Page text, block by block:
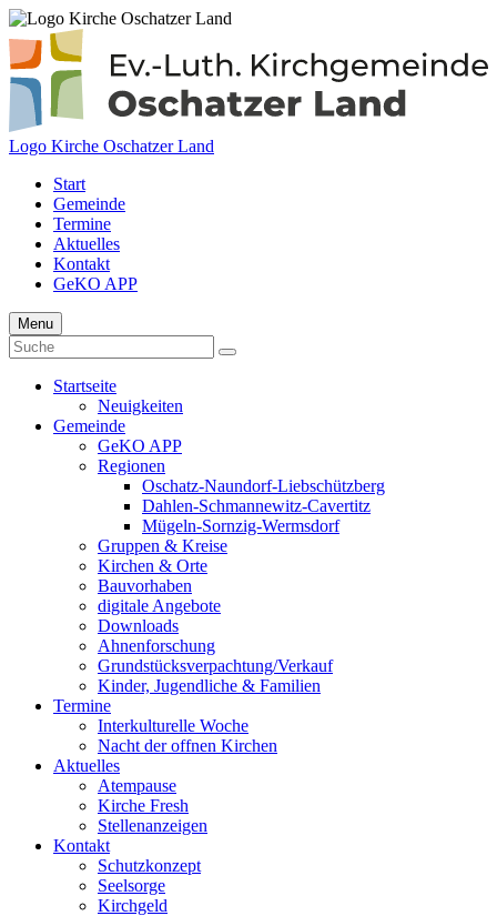
Logo Kirche Oschatzer Land
Start
Gemeinde
Termine
Aktuelles
Kontakt
GeKO APP
Menu
Startseite
Neuigkeiten
Gemeinde
GeKO APP
Regionen
Oschatz-Naundorf-Liebschützberg
Dahlen-Schmannewitz-Cavertitz
Mügeln-Sornzig-Wermsdorf
Gruppen & Kreise
Kirchen & Orte
Bauvorhaben
digitale Angebote
Downloads
Ahnenforschung
Grundstücks­verpachtung/Verkauf
Kinder, Jugendliche & Familien
Termine
Interkulturelle Woche
Nacht der offnen Kirchen
Aktuelles
Atempause
Kirche Fresh
Stellenanzeigen
Kontakt
Schutzkonzept
Seelsorge
Kirchgeld